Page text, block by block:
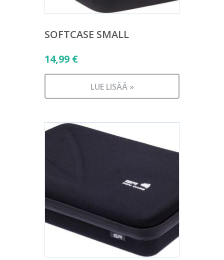
SOFTCASE SMALL
14,99 €
LUE LISÄÄ »